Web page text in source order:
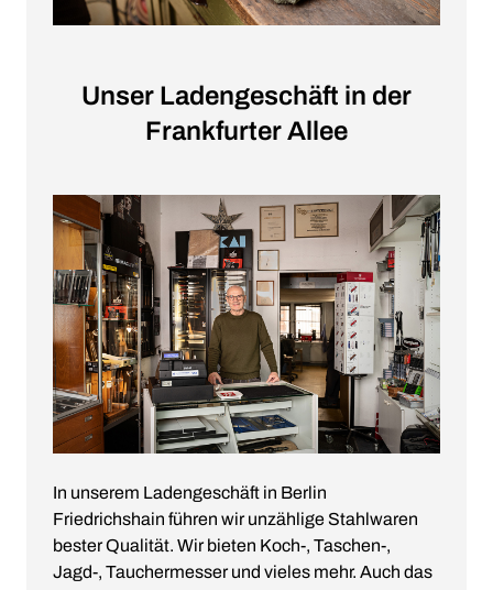
Unser Ladengeschäft in der
Frankfurter Allee
In unserem Ladengeschäft in Berlin
Friedrichshain führen wir unzählige Stahlwaren
bester Qualität. Wir bieten Koch-, Taschen-,
Jagd-, Tauchermesser und vieles mehr. Auch das